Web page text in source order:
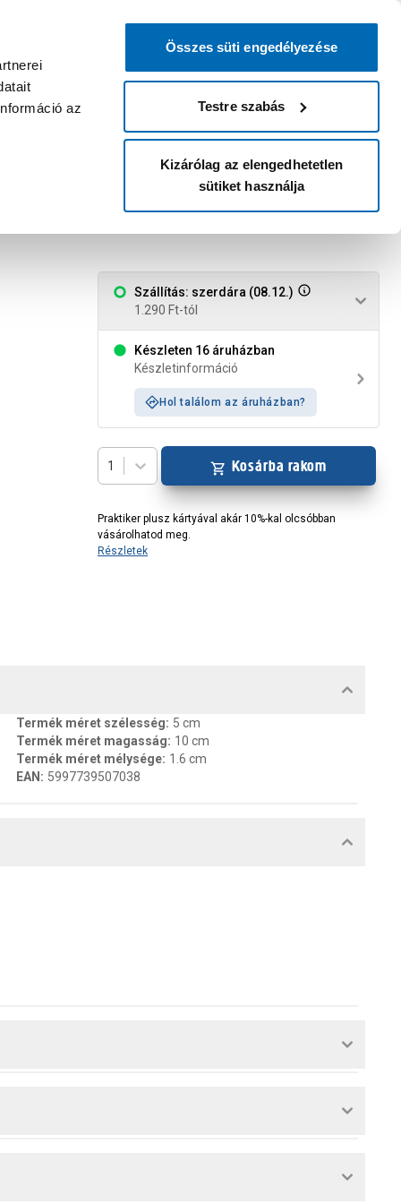
az
Összes süti engedélyezése
Testre szabás
Kizárólag az elengedhetetlen
sütiket használja
bejelentkezni?
Belépés Listáim
Áruházak és szolgáltatások
Szállítás: szerdára (08.12.)
1.290 Ft-tól
Készleten 16 áruházban
Készletinformáció
Hol találom az áruházban?
1 Kosárba rakom
Praktiker plusz kártyával akár 10%-kal olcsóbban
vásárolhatod meg.
Részletek
Termék méret szélesség: 5 cm
Termék méret magasság: 10 cm
Termék méret mélysége: 1.6 cm
EAN : 5997739507038